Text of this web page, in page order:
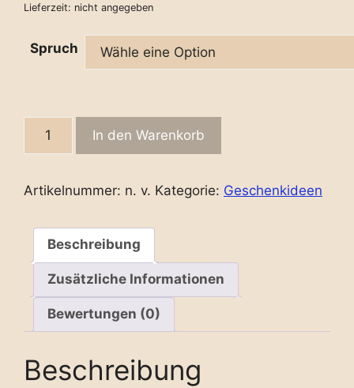
Lieferzeit: nicht angegeben
Spruch
Meterstab
In den Warenkorb
Artikelnummer: n. v. Kategorie: Geschenkideen
Beschreibung
Zusätzliche Informationen
Bewertungen (0)
Beschreibung